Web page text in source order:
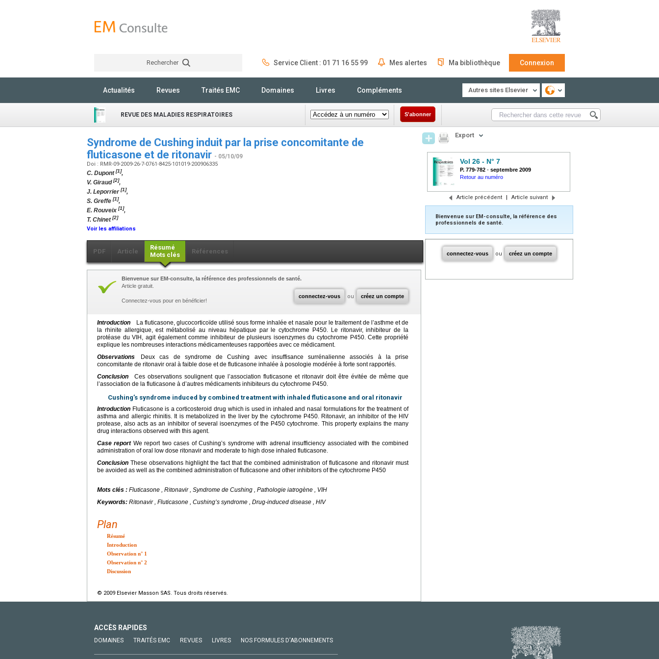
Rechercher Service Client : 01 71 16 55 99 Mes alertes Ma bibliothèque Connexion
Actualités Revues Traités EMC Domaines Livres Compléments Autres sites Elsevier
REVUE DES MALADIES RESPIRATOIRES S'abonner
Syndrome de Cushing induit par la prise concomitante de
fluticasone et de ritonavir - 05/10/09
Doi : RMR-09-2009-26-7-0761-8425-101019-200906335
C. Dupont[1],
V. Giraud[2],
J. Leporrier[1],
S. Greffe [1],
E. Rouveix [1],
T. Chinet[2]
Voir les affiliations
PDF Article
Résumé
Mots clés
Références
connectez-vous ou créez un compte
Bienvenue sur EM-consulte, la référence des professionnels de santé.
Article gratuit.
Connectez-vous pour en bénéficier!
Introduction La fluticasone, glucocorticoïde utilisé sous forme inhalée et nasale pour le traitement de l’asthme et de
la rhinite allergique, est métabolisé au niveau hépatique par le cytochrome P450. Le ritonavir, inhibiteur de la
protéase du VIH, agit également comme inhibiteur de plusieurs isoenzymes du cytochrome P450. Cette propriété
explique les nombreuses interactions médicamenteuses rapportées avec ce médicament.
Observations Deux cas de syndrome de Cushing avec insuffisance surrénalienne associés à la prise
concomitante de ritonavir oral à faible dose et de fluticasone inhalée à posologie modérée à forte sont rapportés.
Conclusion Ces observations soulignent que l’association fluticasone et ritonavir doit être évitée de même que
l’association de la fluticasone à d’autres médicaments inhibiteurs du cytochrome P450.
Cushing’s syndrome induced by combined treatment with inhaled fluticasone and oral ritonavir
Introduction Fluticasone is a corticosteroid drug which is used in inhaled and nasal formulations for the treatment of
asthma and allergic rhinitis. It is metabolized in the liver by the cytochrome P450. Ritonavir, an inhibitor of the HIV
protease, also acts as an inhibitor of several isoenzymes of the P450 cytochrome. This property explains the many
drug interactions observed with this agent.
Case reportWe report two cases of Cushing’s syndrome with adrenal insufficiency associated with the combined
administration of oral low dose ritonavir and moderate to high dose inhaled fluticasone.
Conclusion These observations highlight the fact that the combined administration of fluticasone and ritonavir must
be avoided as well as the combined administration of fluticasone and other inhibitors of the cytochrome P450
Mots clés : Fluticasone , Ritonavir , Syndrome de Cushing , Pathologie iatrogène , VIH
Keywords: Ritonavir , Fluticasone , Cushing’s syndrome , Drug-induced disease , HIV
Plan
Résumé
Introduction
Observation n° 1
Observation n° 2
Discussion
© 2009 Elsevier Masson SAS. Tous droits réservés.
Export
Vol 26 - N° 7
P. 779-782 - septembre 2009
Retour au numéro
Article précédent | Article suivant
Bienvenue sur EM-consulte, la référence des
professionnels de santé.
connectez-vous ou créez un compte
ACCÈS RAPIDES
DOMAINES TRAITÉS EMC REVUES LIVRES NOS FORMULES D'ABONNEMENTS